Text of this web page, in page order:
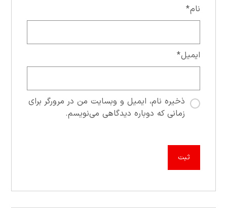
نام*
ایمیل*
ذخیره نام، ایمیل و وبسایت من در مرورگر برای
زمانی که دوباره دیدگاهی می‌نویسم.